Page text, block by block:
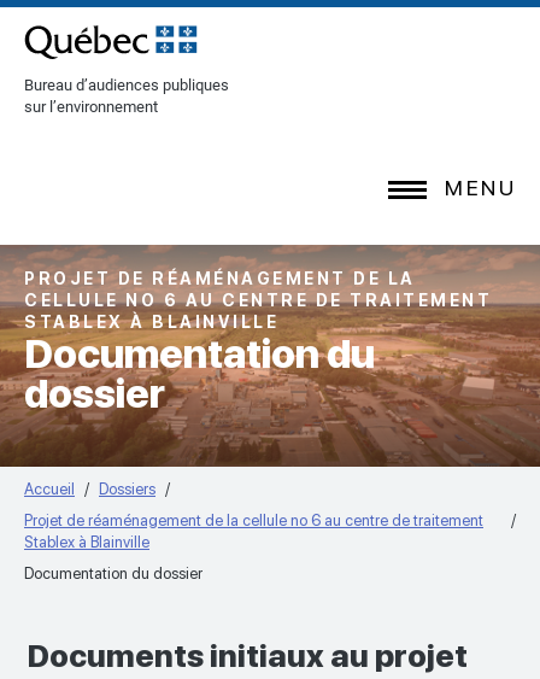
[Common.SkipToContent]
Bureau d’audiences publiques
sur l’environnement
MENU
PROJET DE RÉAMÉNAGEMENT DE LA
CELLULE NO 6 AU CENTRE DE TRAITEMENT
STABLEX À BLAINVILLE
Documentation du
dossier
Accueil
Dossiers
Projet de réaménagement de la cellule no 6 au centre de traitement
Stablex à Blainville
Documentation du dossier
Documents initiaux au projet